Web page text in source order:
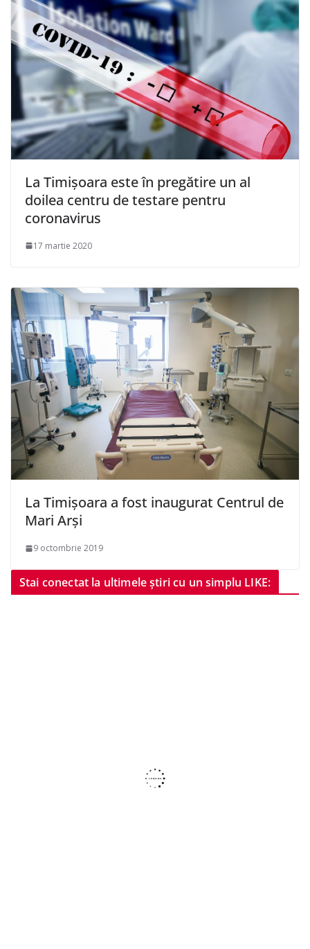
La Timişoara este în pregătire un al
doilea centru de testare pentru
coronavirus
17 martie 2020
La Timişoara a fost inaugurat Centrul de
Mari Arşi
9 octombrie 2019
Stai conectat la ultimele știri cu un simplu LIKE: